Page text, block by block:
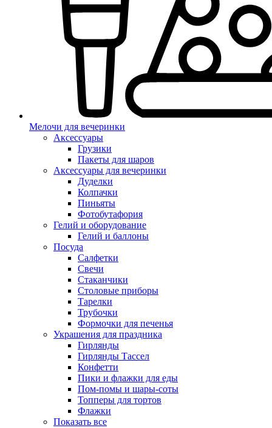
Мелочи для вечеринки
Аксессуары
Грузики
Пакеты для шаров
Аксессуары для вечеринки
Дуделки
Колпачки
Пиньяты
Фотобутафория
Гелий и оборудование
Гелий и баллоны
Посуда
Салфетки
Свечи
Стаканчики
Столовые приборы
Тарелки
Трубочки
Формочки для печенья
Украшения для праздника
Гирлянды
Гирлянды Тассел
Конфетти
Пики и флажки для еды
Пом-помы и шары-соты
Топперы для тортов
Флажки
Показать все